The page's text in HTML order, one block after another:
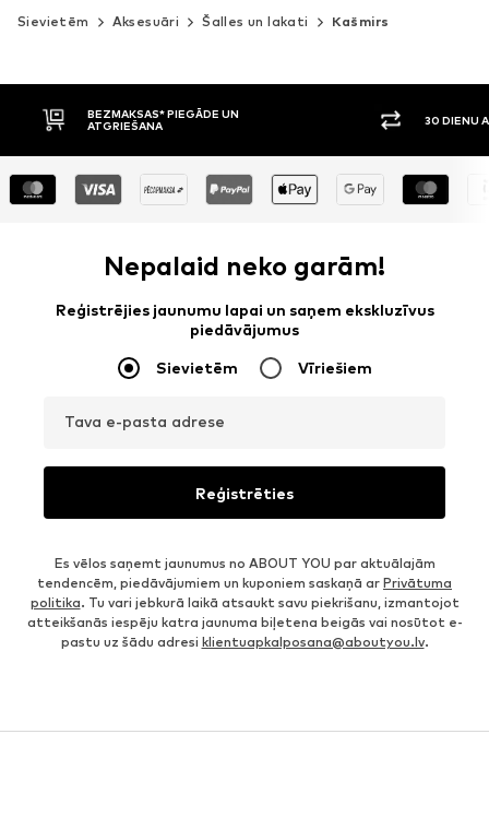
Sievietēm Aksesuāri Šalles un lakati Kašmirs
30 DIENU ATGRIEŠANAS TIESĪBAS APMAKSA
Nepalaid neko garām!
Reģistrējies jaunumu lapai un saņem ekskluzīvus
piedāvājumus
Sievietēm Vīriešiem
Tava e-pasta adrese
Reģistrēties
Es vēlos saņemt jaunumus no ABOUT YOU par aktuālajām
tendencēm, piedāvājumiem un kuponiem saskaņā ar Privātuma
politika. Tu vari jebkurā laikā atsaukt savu piekrišanu, izmantojot
atteikšanās iespēju katra jaunuma biļetena beigās vai nosūtot e-
pastu uz šādu adresi klientuapkalposana@aboutyou.lv.